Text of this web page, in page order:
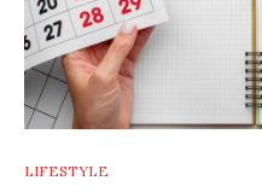
LIFESTYLE